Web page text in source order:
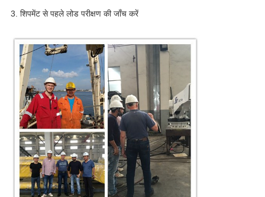
3. शिपमेंट से पहले लोड परीक्षण की जाँच करें